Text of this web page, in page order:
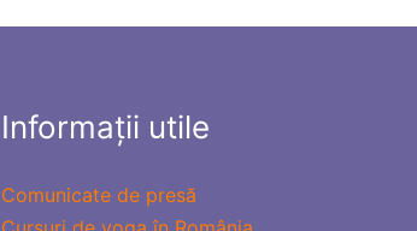
Informații utile
Comunicate de presă